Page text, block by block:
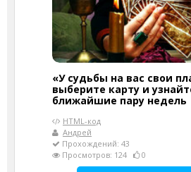
«У судьбы на вас свои
выберите карту и
ближайшие пару недель
HTML-код
Андрей
Прохождений: 43
Просмотров: 124
0